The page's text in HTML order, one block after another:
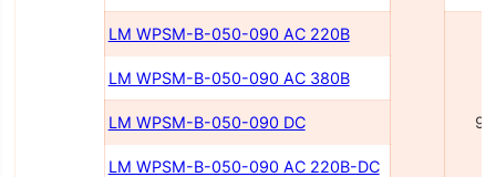
LM WPSM-B-050-090 AC 220В
LM WPSM-B-050-090 AC 380В
LM WPSM-B-050-090 DC
LM WPSM-B-050-090 AC 220В-DC